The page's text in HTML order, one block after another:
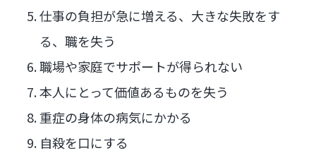
仕事の負担が急に増える、大きな失敗をす
る、職を失う
職場や家庭でサポートが得られない
本人にとって価値あるものを失う
重症の身体の病気にかかる
自殺を口にする